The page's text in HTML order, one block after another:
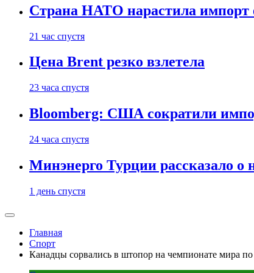
Страна НАТО нарастила импорт
21 час спустя
Цена Brent резко взлетела
23 часа спустя
Bloomberg: США сократили
24 часа спустя
Минэнерго Турции рассказало о
1 день спустя
Главная
Спорт
Канадцы сорвались в штопор на чемпионате мира